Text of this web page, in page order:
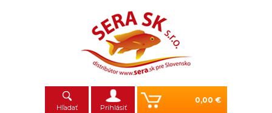
Hľadať Prihlásiť
0,00 €